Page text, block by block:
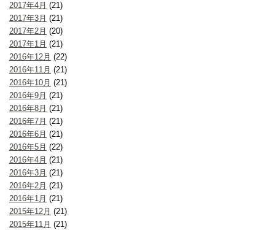
2017年4月 (21)
2017年3月 (21)
2017年2月 (20)
2017年1月 (21)
2016年12月 (22)
2016年11月 (21)
2016年10月 (21)
2016年9月 (21)
2016年8月 (21)
2016年7月 (21)
2016年6月 (21)
2016年5月 (22)
2016年4月 (21)
2016年3月 (21)
2016年2月 (21)
2016年1月 (21)
2015年12月 (21)
2015年11月 (21)